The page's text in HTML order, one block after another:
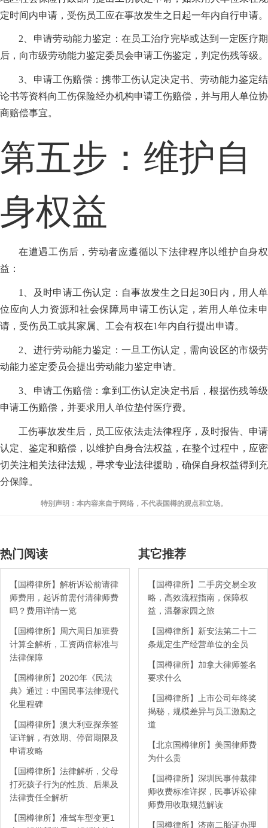
定时间内申请，受伤员工应在事故发生之日起一年内自行申请。
2、申请劳动能力鉴定：在员工治疗完毕或达到一定医疗期
后，向市级劳动能力鉴定委员会申请工伤鉴定，判定伤残等级。
3、申请工伤赔偿：携带工伤认定决定书、劳动能力鉴定结
论书等资料向工伤保险经办机构申请工伤赔偿，并与用人单位协
商赔偿事宜。
第五步：维护自
身权益
在遭遇工伤后，劳动者应遵循以下法律程序以维护自身权
益：
1、及时申请工伤认定：自事故发生之日起30日内，用人单
位应向人力资源和社会保障局申请工伤认定，若用人单位未申
请，受伤员工或其家属、工会有权在1年内自行提出申请。
2、进行劳动能力鉴定：一旦工伤认定，需向设区的市级劳
动能力鉴定委员会提出劳动能力鉴定申请。
3、申请工伤赔偿：拿到工伤认定决定书后，根据伤残等级
申请工伤赔偿，并要求用人单位垫付医疗费。
工伤事故发生后，员工应依法走法律程序，及时报告、申请
认定、鉴定和赔偿，以维护自身合法权益，在整个过程中，应密
切关注相关法律法规，寻求专业法律援助，确保自身权益得到充
分保障。
特别声明：本内容来自于网络，不代表国樽的观点和立场。
热门阅读
【国樽律所】解析诉讼前请律
师费用，起诉前需付清律师费
吗？费用详情一览
【国樽律所】周六周日加班费
计算全解析，工资两倍标准与
法律保障
【国樽律所】2020年《民法
典》通过：中国民事法律现代
化里程碑
【国樽律所】澳大利亚探亲签
证详解，有效期、停留期限及
申请攻略
【国樽律所】法律解析，父母
打死孩子行为的性质、后果及
法律责任全解析
【国樽律所】准驾车型变更1
其它推荐
【国樽律所】二手房交易全攻
略，高效流程指南，保障权
益，温馨家园之旅
【国樽律所】新安法第二十二
条规定生产经营单位的全员
【国樽律所】加拿大律师签名
要求什么
【国樽律所】上市公司年终奖
揭秘，规模差异与员工激励之
道
【北京国樽律所】美国律师费
为什么贵
【国樽律所】深圳民事仲裁律
师收费标准详探，民事诉讼律
师费用收取规范解读
【国樽律所】济南二胎证办理